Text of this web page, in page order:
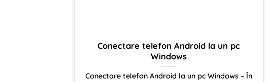
Conectare telefon Android la un pc
Windows
Conectare telefon Android la un pc Windows – În